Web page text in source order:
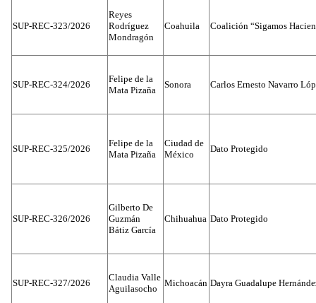
SUP-REC-323/2026
Reyes
Rodríguez
Mondragón
Coahuila Coalición “Sigamos
SUP-REC-324/2026
Felipe de la
Mata Pizaña
Sonora Carlos Ernesto Navarro
SUP-REC-325/2026
Felipe de la
Mata Pizaña
Ciudad de
México
Dato Protegido
SUP-REC-326/2026
Gilberto De
Guzmán
Bátiz García
Chihuahua Dato Protegido
SUP-REC-327/2026
Claudia Valle
Aguilasocho
Michoacán Dayra Guadalupe